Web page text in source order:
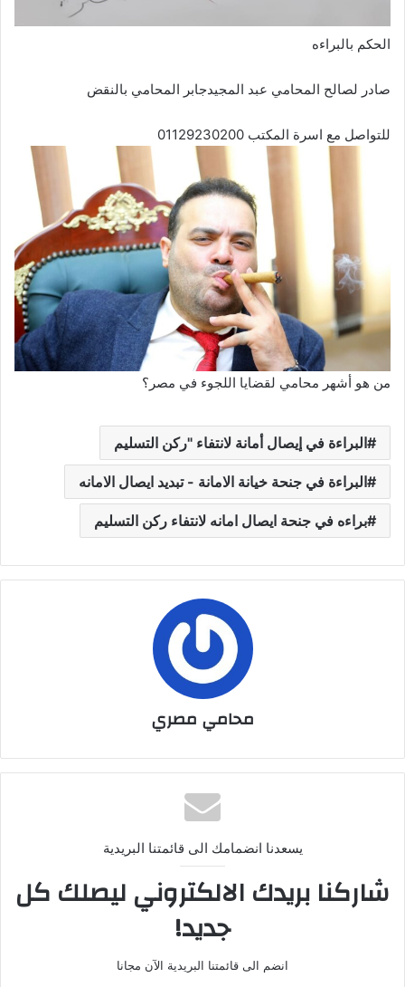
الحكم بالبراءه
صادر لصالح المحامي عبد المجيدجابر المحامي بالنقض
للتواصل مع اسرة المكتب 01129230200
من هو أشهر محامي لقضايا اللجوء في مصر؟
البراءة في إيصال أمانة لانتفاء "ركن التسليم
البراءة في جنحة خيانة الامانة - تبديد ايصال الامانه
براءه في جنحة ايصال امانه لانتفاء ركن التسليم
محامي مصري
يسعدنا انضمامك الى قائمتنا البريدية
شاركنا بريدك الالكتروني ليصلك كل
جديد!
انضم الى قائمتنا البريدية الآن مجانا